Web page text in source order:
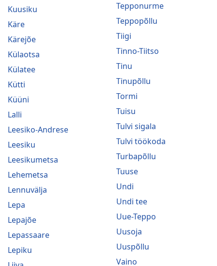
Kuusiku
Käre
Kärejõe
Külaotsa
Külatee
Kütti
Küüni
Lalli
Leesiko-Andrese
Leesiku
Leesikumetsa
Lehemetsa
Lennuvälja
Lepa
Lepajõe
Lepassaare
Lepiku
Tepponurme
Teppopõllu
Tiigi
Tinno-Tiitso
Tinu
Tinupõllu
Tormi
Tuisu
Tulvi sigala
Tulvi töökoda
Turbapõllu
Tuuse
Undi
Undi tee
Uue-Teppo
Uusoja
Uuspõllu
Vaino